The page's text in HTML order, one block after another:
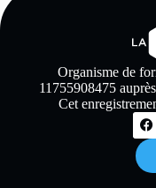
Organisme de
11755908475
Cet